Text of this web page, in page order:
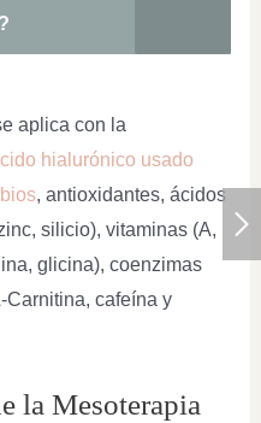
aplica con la
hialurónico usado
, antioxidantes, ácidos
silicio), vitaminas (A,
glicina), coenzimas
Carnitina, cafeína y
la Mesoterapia